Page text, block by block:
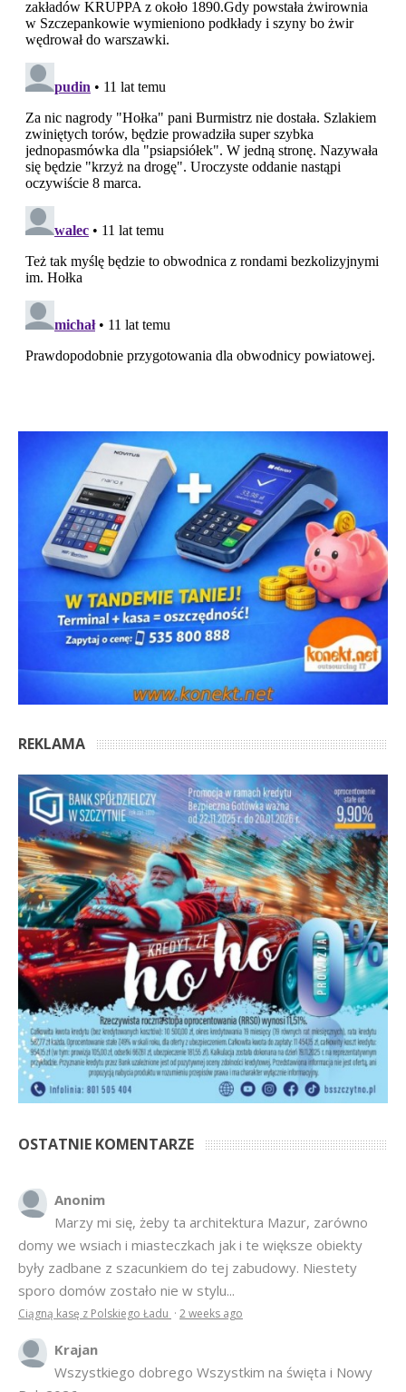
REKLAMA
OSTATNIE KOMENTARZE
Anonim
Marzy mi się, żeby ta architektura Mazur, zarówno
domy we wsiach i miasteczkach jak i te większe obiekty
były zadbane z szacunkiem do tej zabudowy. Niestety
sporo domów zostało nie w stylu...
Ciągną kasę z Polskiego Ładu